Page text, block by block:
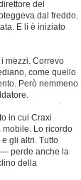
del
dal freddo.
E lì è iniziato
mezzi. Correvo
come quello
Però nemmeno
in cui Craxi
mobile. Lo ricordo
gli altri. Tutto
perde anche la
della